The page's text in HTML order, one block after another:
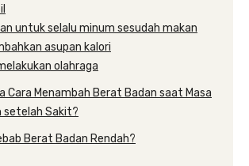
untuk selalu minum sesudah makan
asupan kalori
olahraga
Cara Menambah Berat Badan saat Masa
setelah Sakit?
Berat Badan Rendah?